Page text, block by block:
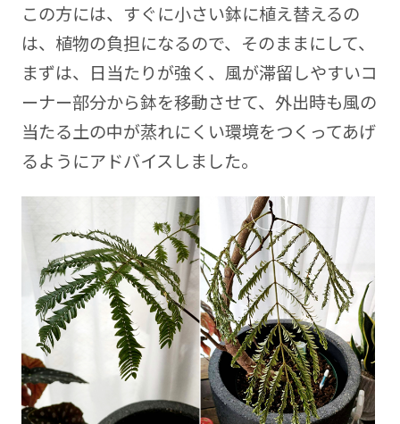
この方には、すぐに小さい鉢に植え替えるの
は、植物の負担になるので、そのままにして、
まずは、日当たりが強く、風が滞留しやすいコ
ーナー部分から鉢を移動させて、外出時も風の
当たる土の中が蒸れにくい環境をつくってあげ
るようにアドバイスしました。